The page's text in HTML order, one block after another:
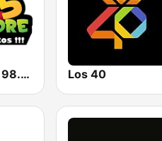
La Comadre 98.5 FM Los 40